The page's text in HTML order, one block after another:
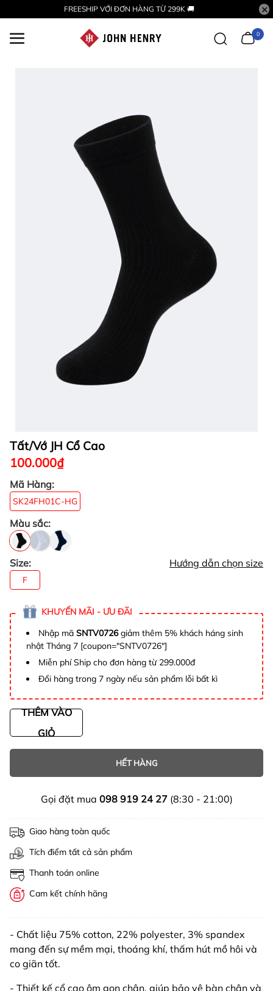
FREESHIP VỚI ĐƠN HÀNG TỪ 299K 🚚
0
Tất/Vớ JH Cổ Cao
100.000₫
Mã Hàng:
SK24FH01C-HG
Màu sắc:
Size: Hướng dẫn chọn size
F
KHUYẾN MÃI - ƯU ĐÃI
Nhập mã SNTV0726giảm thêm 5% khách háng sinh
nhật Tháng 7 [coupon="SNTV0726"]
Miễn phí Ship cho đơn hàng từ 299.000đ
Đổi hàng trong 7 ngày nếu sản phẩm lỗi bất kì
THÊM VÀO
GIỎ
HẾT HÀNG
Gọi đặt mua 098 919 24 27(8:30 - 21:00)
Giao hàng toàn quốc
Tích điểm tất cả sản phẩm
Thanh toán online
Cam kết chính hãng
- Chất liệu 75% cotton, 22% polyester, 3% spandex
mang đến sự mềm mại, thoáng khí, thấm hút mồ hôi và
co giãn tốt.
- Thiết kế cổ cao ôm gọn chân, giúp bảo vệ bàn chân và